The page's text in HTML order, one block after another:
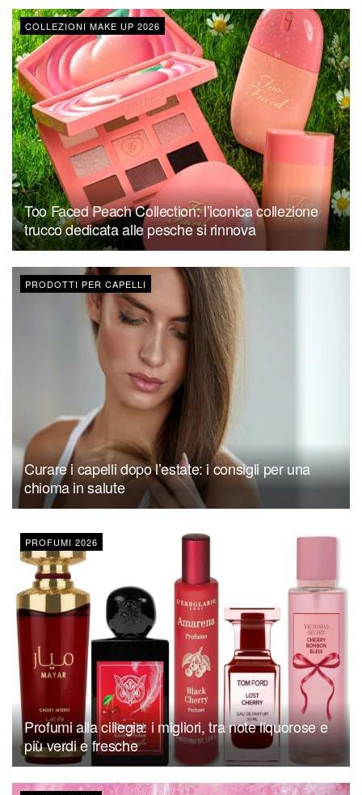
COLLEZIONI MAKE UP 2026
Too Faced Peach Collection: l’iconica collezione
trucco dedicata alle pesche si rinnova
PRODOTTI PER CAPELLI
Curare i capelli dopo l’estate: i consigli per una
chioma in salute
PROFUMI 2026
Profumi alla ciliegia: i migliori, tra note liquorose e
più verdi e fresche